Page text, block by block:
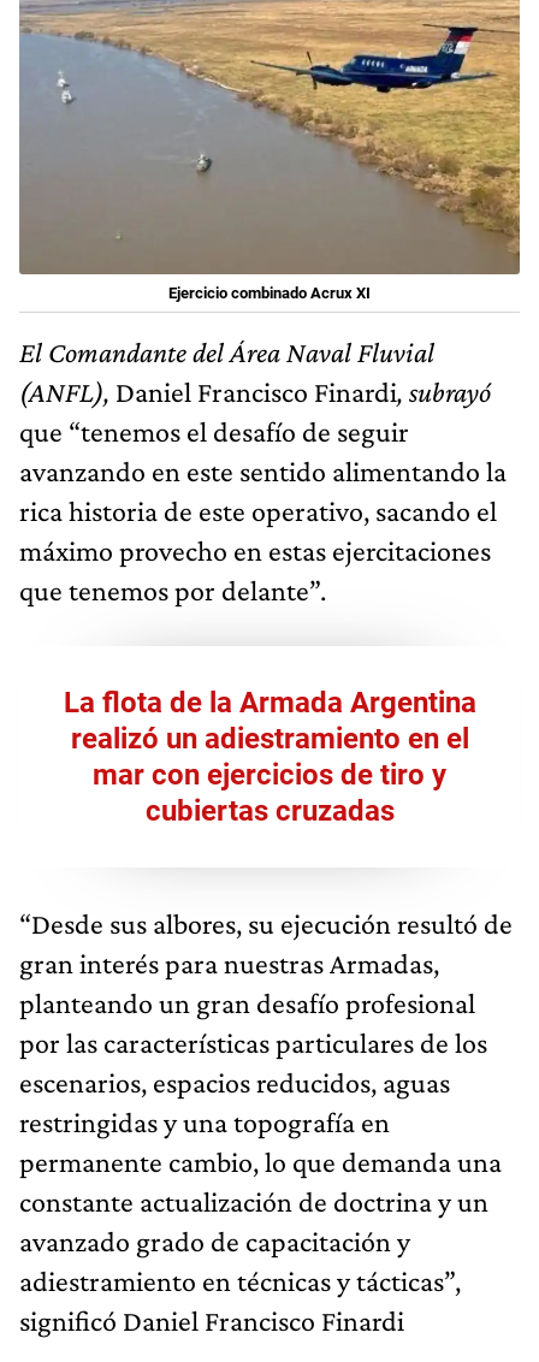
Ejercicio combinado Acrux XI
El Comandante del Área Naval Fluvial
(ANFL), Daniel Francisco Finardi, subrayó
que “tenemos el desafío de seguir
avanzando en este sentido alimentando la
rica historia de este operativo, sacando el
máximo provecho en estas ejercitaciones
que tenemos por delante”.
La flota de la Armada Argentina
realizó un adiestramiento en el
mar con ejercicios de tiro y
cubiertas cruzadas
“Desde sus albores, su ejecución resultó de
gran interés para nuestras Armadas,
planteando un gran desafío profesional
por las características particulares de los
escenarios, espacios reducidos, aguas
restringidas y una topografía en
permanente cambio, lo que demanda una
constante actualización de doctrina y un
avanzado grado de capacitación y
adiestramiento en técnicas y tácticas”,
significó Daniel Francisco Finardi